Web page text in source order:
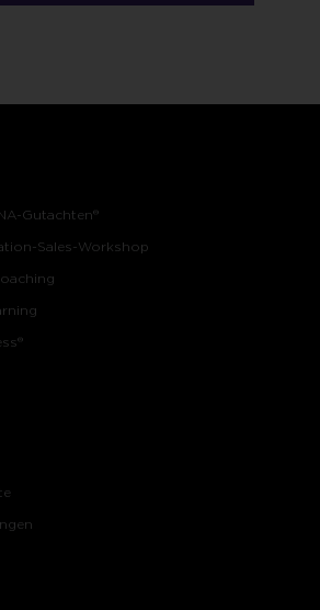
Gutachten®
Sales-Workshop